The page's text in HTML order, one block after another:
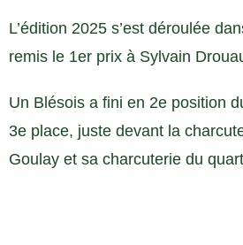
L’édition 2025 s’est déroulée
remis le 1er prix à Sylvain
Un Blésois a fini en 2e position
3e place, juste devant la
Goulay et sa charcuterie du